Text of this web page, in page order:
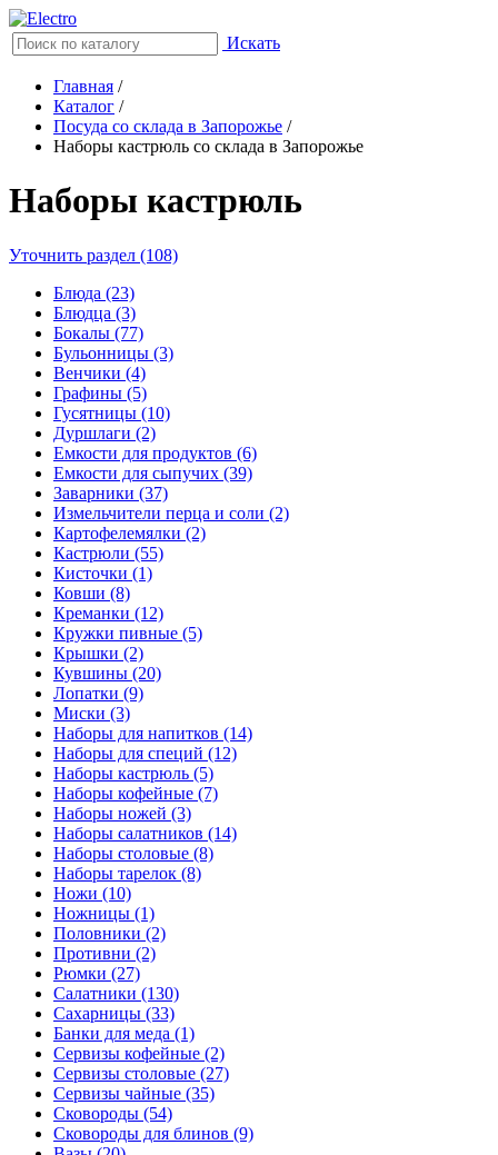
Искать
Главная /
Каталог /
Посуда со склада в Запорожье /
Наборы кастрюль со склада в Запорожье
Наборы кастрюль
Уточнить раздел (108)
Блюда (23)
Блюдца (3)
Бокалы (77)
Бульонницы (3)
Венчики (4)
Графины (5)
Гусятницы (10)
Дуршлаги (2)
Емкости для продуктов (6)
Емкости для сыпучих (39)
Заварники (37)
Измельчители перца и соли (2)
Картофелемялки (2)
Кастрюли (55)
Кисточки (1)
Ковши (8)
Креманки (12)
Кружки пивные (5)
Крышки (2)
Кувшины (20)
Лопатки (9)
Миски (3)
Наборы для напитков (14)
Наборы для специй (12)
Наборы кастрюль (5)
Наборы кофейные (7)
Наборы ножей (3)
Наборы салатников (14)
Наборы столовые (8)
Наборы тарелок (8)
Ножи (10)
Ножницы (1)
Половники (2)
Противни (2)
Рюмки (27)
Салатники (130)
Сахарницы (33)
Банки для меда (1)
Сервизы кофейные (2)
Сервизы столовые (27)
Сервизы чайные (35)
Сковороды (54)
Сковороды для блинов (9)